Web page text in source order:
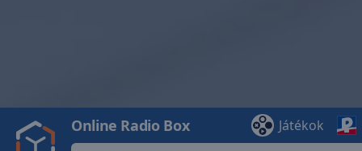
Video
Play
Online Radio Box Játékok